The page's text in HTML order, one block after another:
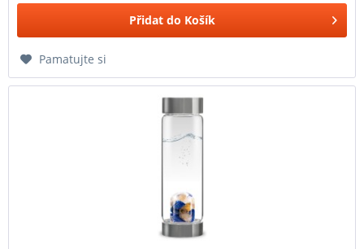
Přidat do Košík
Pamatujte si